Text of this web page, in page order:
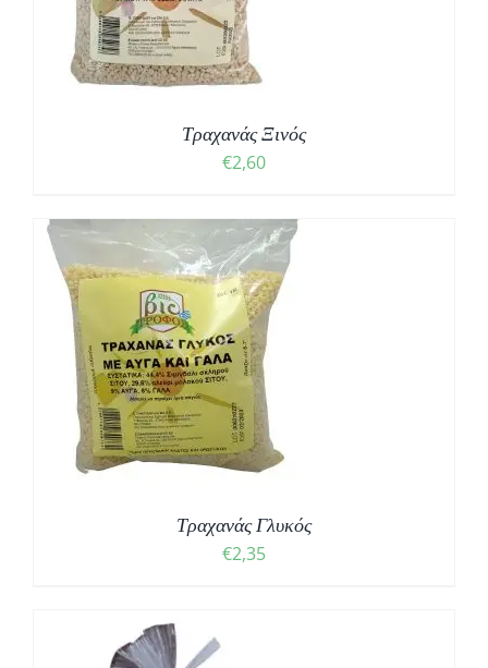
Τραχανάς Ξινός
€2,60
Τραχανάς Γλυκός
€2,35